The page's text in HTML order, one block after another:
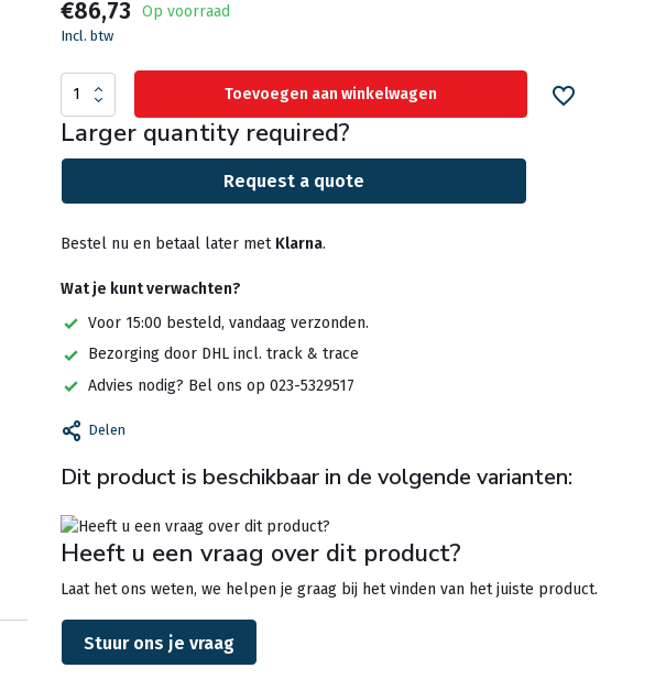
€86,73 Op voorraad
Incl. btw
Toevoegen aan winkelwagen
Larger quantity required?
Request a quote
Bestel nu en betaal later met Klarna.
Wat je kunt verwachten?
Voor 15:00 besteld, vandaag verzonden.
Bezorging door DHL incl. track & trace
Advies nodig? Bel ons op 023-5329517
Delen
Dit product is beschikbaar in de volgende varianten:
Heeft u een vraag over dit product?
Laat het ons weten, we helpen je graag bij het vinden van het juiste product.
Stuur ons je vraag